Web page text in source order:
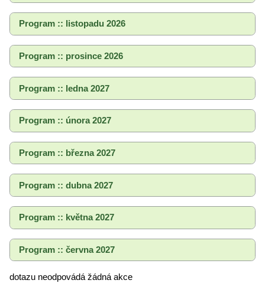
Program :: listopadu 2026
Program :: prosince 2026
Program :: ledna 2027
Program :: února 2027
Program :: března 2027
Program :: dubna 2027
Program :: května 2027
Program :: června 2027
dotazu neodpovádá žádná akce